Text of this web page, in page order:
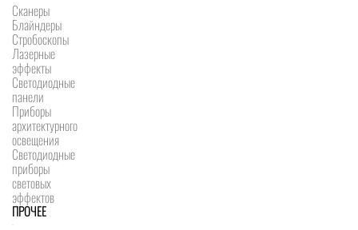
Сканеры
Блайндеры
Стробоскопы
Лазерные
эффекты
Светодиодные
панели
Приборы
архитектурного
освещения
Светодиодные
приборы
световых
эффектов
ПРОЧЕЕ